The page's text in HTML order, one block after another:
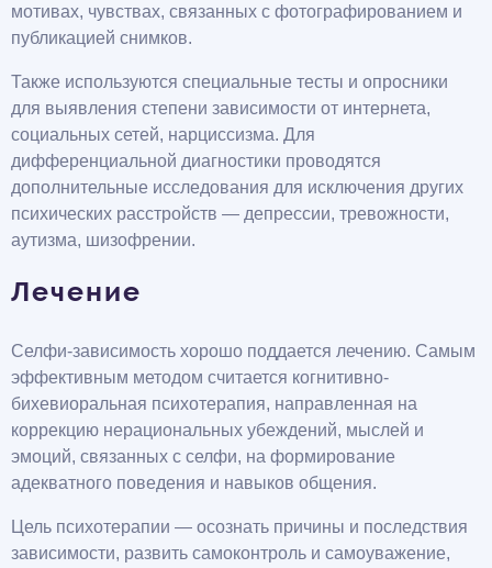
мотивах, чувствах, связанных с фотографированием и
публикацией снимков.
Также используются специальные тесты и опросники
для выявления степени зависимости от интернета,
социальных сетей, нарциссизма. Для
дифференциальной диагностики проводятся
дополнительные исследования для исключения других
психических расстройств — депрессии, тревожности,
аутизма, шизофрении.
Лечение
Селфи-зависимость хорошо поддается лечению. Самым
эффективным методом считается когнитивно-
бихевиоральная психотерапия, направленная на
коррекцию нерациональных убеждений, мыслей и
эмоций, связанных с селфи, на формирование
адекватного поведения и навыков общения.
Цель психотерапии — осознать причины и последствия
зависимости, развить самоконтроль и самоуважение,